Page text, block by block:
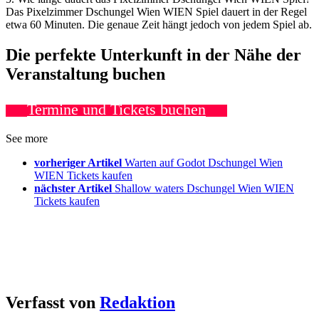
Das Pixelzimmer Dschungel Wien WIEN Spiel dauert in der Regel
etwa 60 Minuten. Die genaue Zeit hängt jedoch von jedem Spiel ab.
Die perfekte Unterkunft in der Nähe der
Veranstaltung buchen
Termine und Tickets buchen
See more
vorheriger Artikel Warten auf Godot Dschungel Wien
WIEN Tickets kaufen
nächster Artikel Shallow waters Dschungel Wien WIEN
Tickets kaufen
Verfasst von Redaktion